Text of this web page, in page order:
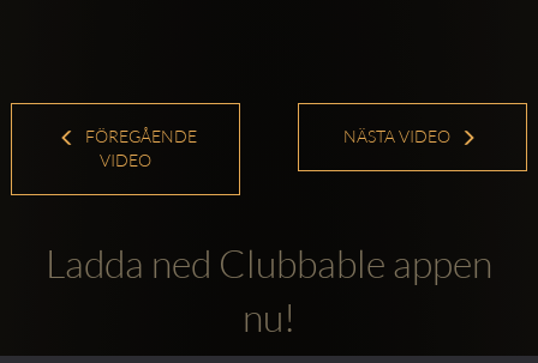
FÖREGÅENDE
VIDEO
NÄSTA VIDEO
Ladda ned Clubbable appen
nu!